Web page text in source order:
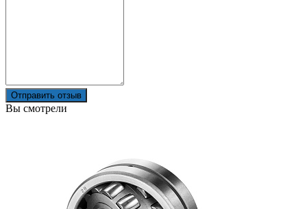
Отправить отзыв
Вы смотрели